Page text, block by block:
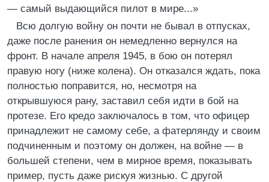
— самый выдающийся пилот в мире...»
Всю долгую войну он почти не бывал в отпусках,
даже после ранения он немедленно вернулся на
фронт. В начале апреля 1945, в бою он потерял
правую ногу (ниже колена). Он отказался ждать, пока
полностью поправится, но, несмотря на
открывшуюся рану, заставил себя идти в бой на
протезе. Его кредо заключалось в том, что офицер
принадлежит не самому себе, а фатерлянду и своим
подчиненным и поэтому он должен, на войне — в
большей степени, чем в мирное время, показывать
пример, пусть даже рискуя жизнью. С другой